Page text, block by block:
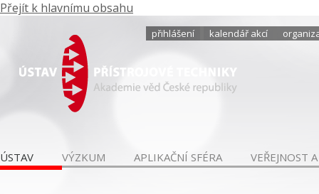
Přejít k hlavnímu obsahu
přihlášení kalendář akcí
ÚSTAV VÝZKUM APLIKAČNÍ SFÉRA VEŘEJNOST